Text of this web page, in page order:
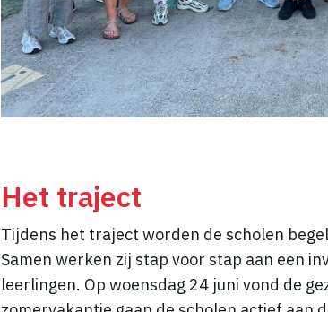
Het traject
Tijdens het traject worden de scholen
Samen werken zij stap voor stap aan een
leerlingen. Op woensdag 24 juni vond de